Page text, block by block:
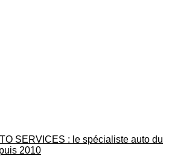
SERVICES : le spécialiste auto du
2010